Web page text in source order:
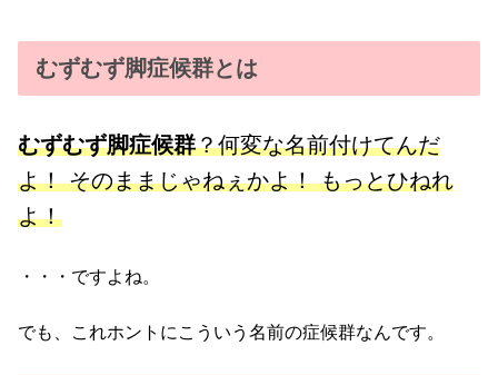
むずむず脚症候群とは
むずむず脚症候群？何変な名前付けてんだ
よ！ そのままじゃねぇかよ！ もっとひねれ
よ！
・・・ですよね。
でも、これホントにこういう名前の症候群なんです。